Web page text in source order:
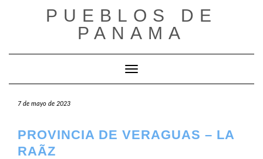
PUEBLOS DE
PANAMA
Cambiar modo de navegación
7 de mayo de 2023
PROVINCIA DE VERAGUAS – LA
RAÃ­Z